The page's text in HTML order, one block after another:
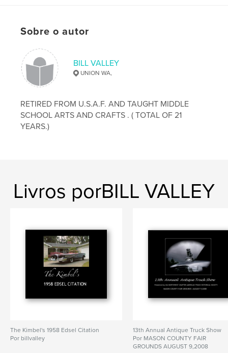
Sobre o autor
BILL VALLEY
UNION WA,
RETIRED FROM U.S.A.F. AND TAUGHT MIDDLE
SCHOOL ARTS AND CRAFTS . ( TOTAL OF 21
YEARS.)
Livros porBILL VALLEY
The Kimbel's 1958 Edsel Citation
Por billvalley
13th Annual Antique Truck Show
Por MASON COUNTY FAIR
GROUNDS AUGUST 9,2008